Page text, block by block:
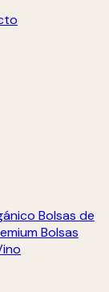
Bolsas de
Bolsas